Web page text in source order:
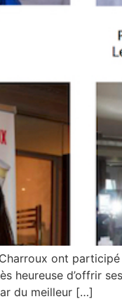
ont
heureuse d’offrir
du meilleur […]